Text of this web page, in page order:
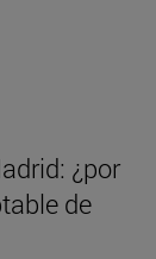
¿por
de